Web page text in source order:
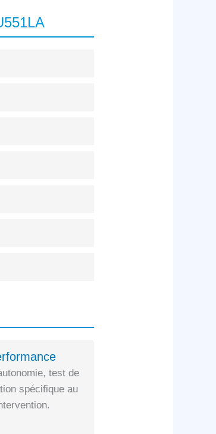
test de
spécifique au